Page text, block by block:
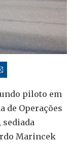
piloto em
de Operações
sediada
Marincek